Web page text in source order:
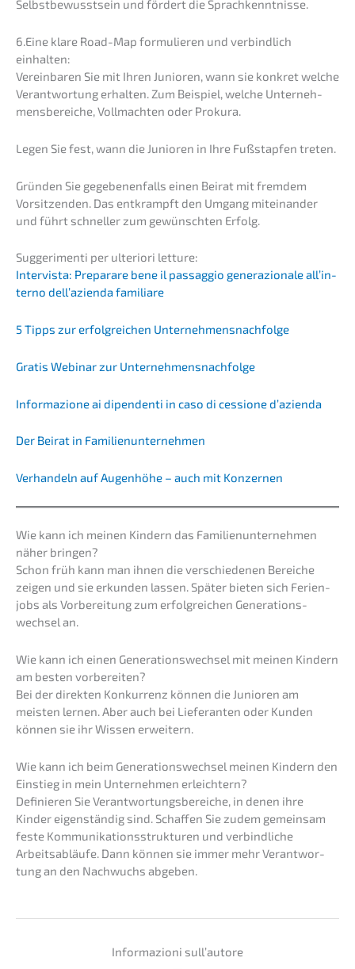
Selbst­be­wusst­sein und fördert die Sprachkenntnisse.
6.Eine klare Road-Map formu­lie­ren und verbind­lich
einhalten:
Verein­ba­ren Sie mit Ihren Junio­ren, wann sie konkret welche
Verant­wor­tung erhal­ten. Zum Beispiel, welche Unter­neh­
mens­be­rei­che, Vollmach­ten oder Prokura.
Legen Sie fest, wann die Junio­ren in Ihre Fußstap­fen treten.
Gründen Sie gegebe­nen­falls einen Beirat mit fremdem
Vorsit­zen­den. Das entkrampft den Umgang mitein­an­der
und führt schnel­ler zum gewünsch­ten Erfolg.
Sugge­ri­men­ti per ulterio­ri letture:
Inter­vis­ta: Prepara­re bene il passag­gio genera­zio­na­le all’in­
ter­no dell’a­zi­en­da familiare
5 Tipps zur erfolg­rei­chen Unternehmensnachfolge
Gratis Webinar zur Unternehmensnachfolge
Infor­ma­zio­ne ai dipen­den­ti in caso di cessio­ne d’azienda
Der Beirat in Familienunternehmen
Verhan­deln auf Augen­hö­he – auch mit Konzernen
Wie kann ich meinen Kindern das Famili­en­un­ter­neh­men
näher bringen?
Schon früh kann man ihnen die verschie­de­nen Berei­che
zeigen und sie erkun­den lassen. Später bieten sich Ferien­
jobs als Vorbe­rei­tung zum erfolg­rei­chen Generations­
wechsel an.
Wie kann ich einen Generations­wechsel mit meinen Kindern
am besten vorbereiten?
Bei der direk­ten Konkur­renz können die Junio­ren am
meisten lernen. Aber auch bei Liefe­ran­ten oder Kunden
können sie ihr Wissen erweitern.
Wie kann ich beim Generations­wechsel meinen Kindern den
Einstieg in mein Unter­neh­men erleichtern?
Definie­ren Sie Verant­wor­tungs­be­rei­che, in denen ihre
Kinder eigen­stän­dig sind. Schaf­fen Sie zudem gemein­sam
feste Kommu­ni­ka­ti­ons­struk­tu­ren und verbind­li­che
Arbeits­ab­läu­fe. Dann können sie immer mehr Verant­wor­
tung an den Nachwuchs abgeben.
Infor­ma­zio­ni sull’autore